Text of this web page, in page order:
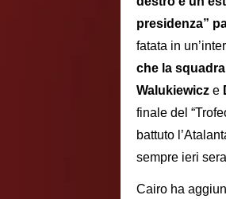
presidenza”
fatata in
che la
Walukiewicz e
finale del
battuto
sempre ieri
Cairo ha